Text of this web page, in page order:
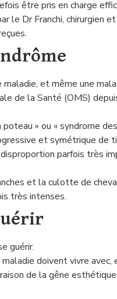
être pris en charge
le Dr Franchi, chirurgien
et même une
de la Santé (OMS)
» ou « syndrome
et symétrique de
parfois très
et la culotte de
très intenses.
guérir.
doivent vivre
de la gêne